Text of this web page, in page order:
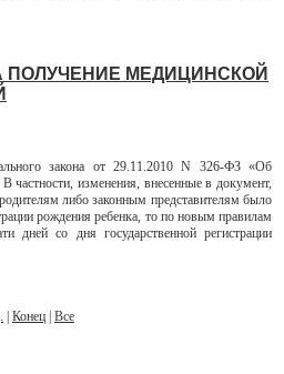
МЕДИЦИНСКОЙ
закона от 29.11.2010 N 326-ФЗ «Об
частности, изменения, внесенные в документ,
либо законным представителям было
рождения ребенка, то по новым правилам
дней со дня государственной регистрации
Конец Все